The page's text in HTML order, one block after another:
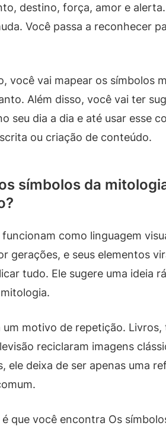
destino, força, amor e
Você passa a reconhecer
você vai mapear os símbolos
Além disso, você vai ter
seu dia a dia e até usar esse
ou criação de conteúdo.
símbolos da
funcionam como linguagem
gerações, e seus elementos
tudo. Ele sugere uma ideia
um motivo de repetição.
reciclaram imagens
ele deixa de ser apenas uma
que você encontra Os